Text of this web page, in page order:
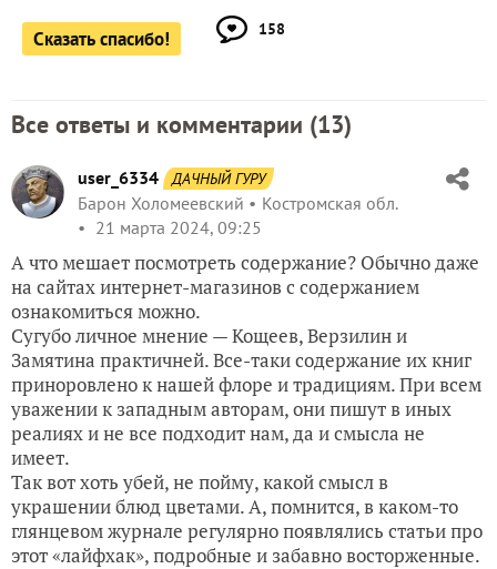
Сказать спасибо! 158
Все ответы и комментарии (13)
user_6334 ДАЧНЫЙ ГУРУ
Барон Холомеевский
Костромская обл.
21 марта 2024, 09:25
А что мешает посмотреть содержание? Обычно даже
на сайтах интернет-магазинов с содержанием
ознакомиться можно.
Сугубо личное мнение — Кощеев, Верзилин и
Замятина практичней. Все-таки содержание их книг
приноровлено к нашей флоре и традициям. При всем
уважении к западным авторам, они пишут в иных
реалиях и не все подходит нам, да и смысла не
имеет.
Так вот хоть убей, не пойму, какой смысл в
украшении блюд цветами. А, помнится, в каком-то
глянцевом журнале регулярно появлялись статьи про
этот «лайфхак», подробные и забавно восторженные.